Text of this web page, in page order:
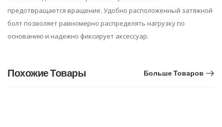
предотвращается вращение. Удобно расположенный затяжной
болт позволяет равномерно распределять нагрузку по
основанию и надежно фиксирует аксессуар.
Похожие Товары Больше Товаров